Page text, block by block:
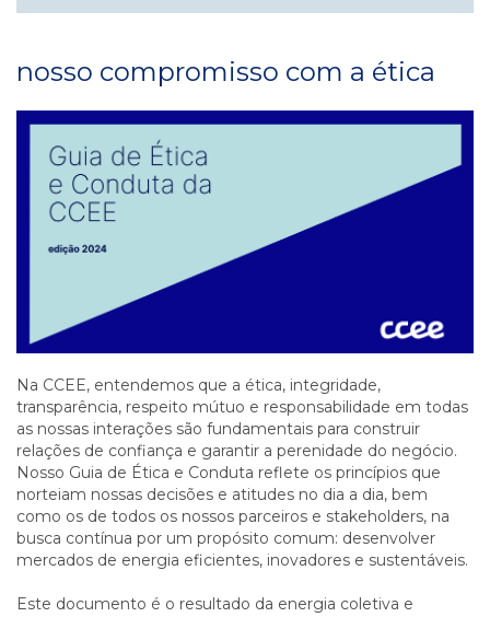
nosso compromisso com a ética
Na CCEE, entendemos que a ética, integridade,
transparência, respeito mútuo e responsabilidade em todas
as nossas interações são fundamentais para construir
relações de confiança e garantir a perenidade do negócio.
Nosso Guia de Ética e Conduta reflete os princípios que
norteiam nossas decisões e atitudes no dia a dia, bem
como os de todos os nossos parceiros e stakeholders, na
busca contínua por um propósito comum: desenvolver
mercados de energia eficientes, inovadores e sustentáveis.
Este documento é o resultado da energia coletiva e